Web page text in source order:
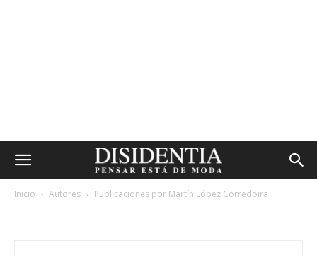
Inicio Autores Publicaciones por Martín López Corredoira